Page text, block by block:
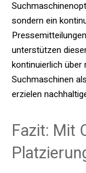
sondern ein
unterstützen
kontinuierlich über
Suchmaschinen
erzielen
Fazit: Mit